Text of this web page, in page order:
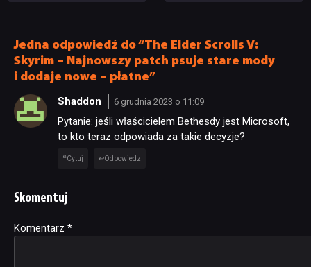
Jedna odpowiedź do “The Elder Scrolls V:
Skyrim – Najnowszy patch psuje stare mody
i dodaje nowe – płatne”
Shaddon 6 grudnia 2023 o 11:09
Pytanie: jeśli właścicielem Bethesdy jest Microsoft,
to kto teraz odpowiada za takie decyzje?
Cytuj Odpowiedz
Skomentuj
Komentarz *
Alternative: